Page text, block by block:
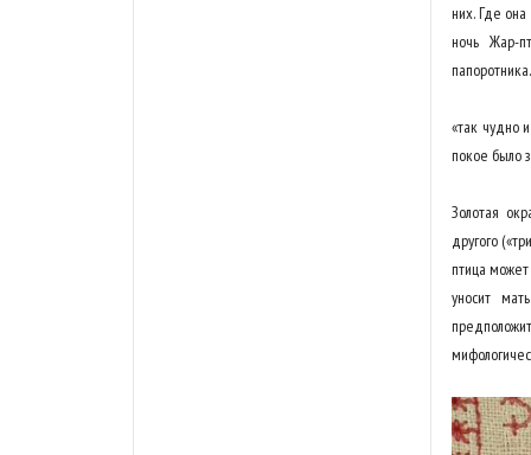
них. Где она
ночь Жар-
«так чудно
покое было
Золотая
другого
птица может
уносит